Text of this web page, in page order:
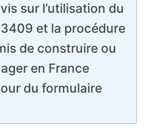
sur l’utilisation du
et la procédure
de construire ou
en France
du formulaire